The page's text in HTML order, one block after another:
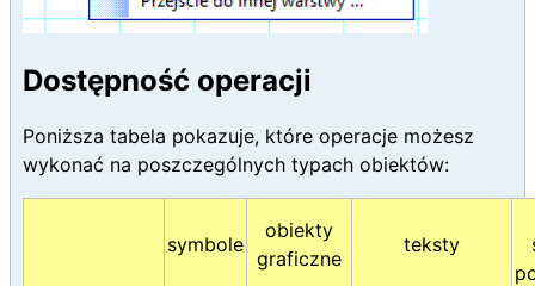
Dostępność operacji
Poniższa tabela pokazuje, które operacje możesz
wykonać na poszczególnych typach obiektów:
symbole
obiekty
graficzne
teksty